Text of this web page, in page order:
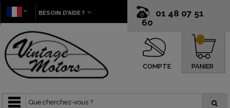
01 48 07 51
60
BESOIN D'AIDE ?
COMPTE PANIER
0